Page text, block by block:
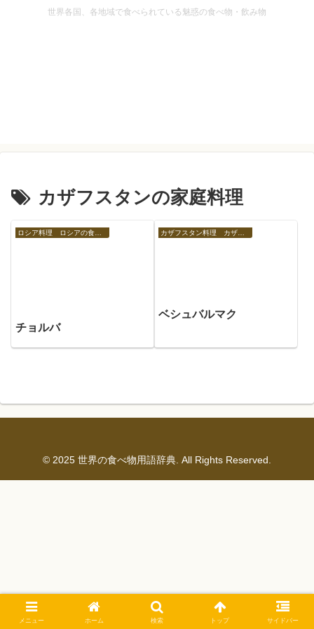
世界各国、各地域で食べられている魅惑の食べ物・飲み物
カザフスタンの家庭料理
チョルバ
ベシュバルマク
© 2025 世界の食べ物用語辞典. All Rights Reserved.
メニュー ホーム 検索 トップ サイドバー